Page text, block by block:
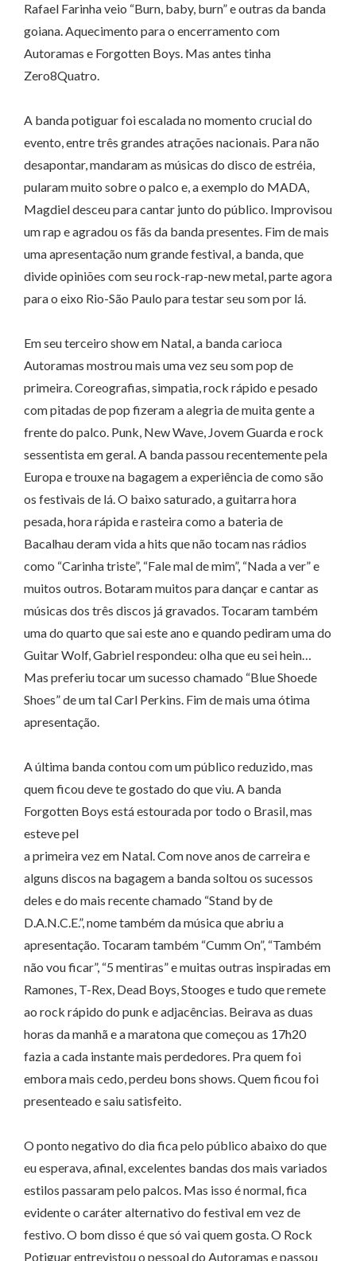
Rafael Farinha veio “Burn, baby, burn” e outras da banda
goiana. Aquecimento para o encerramento com
Autoramas e Forgotten Boys. Mas antes tinha
Zero8Quatro.
A banda potiguar foi escalada no momento crucial do
evento, entre três grandes atrações nacionais. Para não
desapontar, mandaram as músicas do disco de estréia,
pularam muito sobre o palco e, a exemplo do MADA,
Magdiel desceu para cantar junto do público. Improvisou
um rap e agradou os fãs da banda presentes. Fim de mais
uma apresentação num grande festival, a banda, que
divide opiniões com seu rock-rap-new metal, parte agora
para o eixo Rio-São Paulo para testar seu som por lá.
Em seu terceiro show em Natal, a banda carioca
Autoramas mostrou mais uma vez seu som pop de
primeira. Coreografias, simpatia, rock rápido e pesado
com pitadas de pop fizeram a alegria de muita gente a
frente do palco. Punk, New Wave, Jovem Guarda e rock
sessentista em geral. A banda passou recentemente pela
Europa e trouxe na bagagem a experiência de como são
os festivais de lá. O baixo saturado, a guitarra hora
pesada, hora rápida e rasteira como a bateria de
Bacalhau deram vida a hits que não tocam nas rádios
como “Carinha triste”, “Fale mal de mim”, “Nada a ver” e
muitos outros. Botaram muitos para dançar e cantar as
músicas dos três discos já gravados. Tocaram também
uma do quarto que sai este ano e quando pediram uma do
Guitar Wolf, Gabriel respondeu: olha que eu sei hein…
Mas preferiu tocar um sucesso chamado “Blue Shoede
Shoes” de um tal Carl Perkins. Fim de mais uma ótima
apresentação.
A última banda contou com um público reduzido, mas
quem ficou deve te gostado do que viu. A banda
Forgotten Boys está estourada por todo o Brasil, mas
esteve pel
a primeira vez em Natal. Com nove anos de carreira e
alguns discos na bagagem a banda soltou os sucessos
deles e do mais recente chamado “Stand by de
D.A.N.C.E.”, nome também da música que abriu a
apresentação. Tocaram também “Cumm On”, “Também
não vou ficar”, “5 mentiras” e muitas outras inspiradas em
Ramones, T-Rex, Dead Boys, Stooges e tudo que remete
ao rock rápido do punk e adjacências. Beirava as duas
horas da manhã e a maratona que começou as 17h20
fazia a cada instante mais perdedores. Pra quem foi
embora mais cedo, perdeu bons shows. Quem ficou foi
presenteado e saiu satisfeito.
O ponto negativo do dia fica pelo público abaixo do que
eu esperava, afinal, excelentes bandas dos mais variados
estilos passaram pelo palcos. Mas isso é normal, fica
evidente o caráter alternativo do festival em vez de
festivo. O bom disso é que só vai quem gosta. O Rock
Potiguar entrevistou o pessoal do Autoramas e passou